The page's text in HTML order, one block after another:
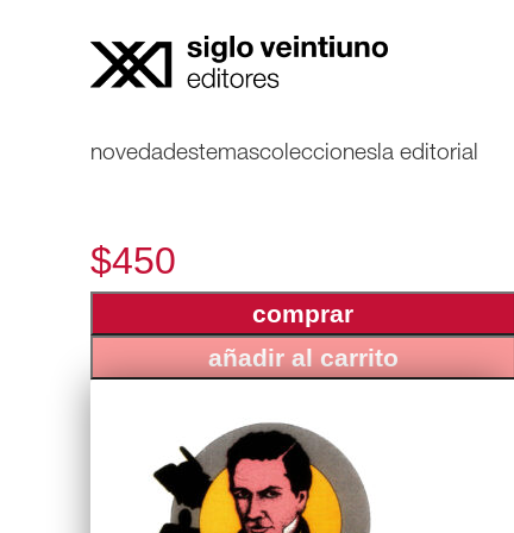
novedadestemascolecciones la editorial
$450
añadir al carrito
comprar